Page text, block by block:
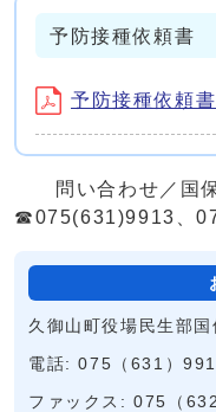
予防接種依頼書
予防接種依頼
問い合わせ／国
☎075(631)9913、
久御山町役場民生部国
電話: 075（631）
ファックス: 075（